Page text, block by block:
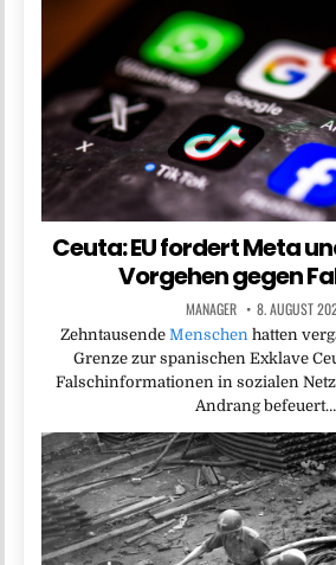
Ceuta: EU fordert Meta
Vorgehen gegen
MANAGER 8. AUGUST
Zehntausende Menschen hatten
Grenze zur spanischen Exklave
Falschinformationen in sozialen
Andrang befeuert…